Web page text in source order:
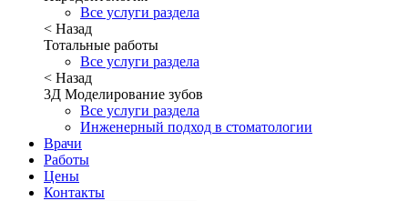
Все услуги раздела
< Назад
Тотальные работы
Все услуги раздела
< Назад
3Д Моделирование зубов
Все услуги раздела
Инженерный подход в стоматологии
Врачи
Работы
Цены
Контакты